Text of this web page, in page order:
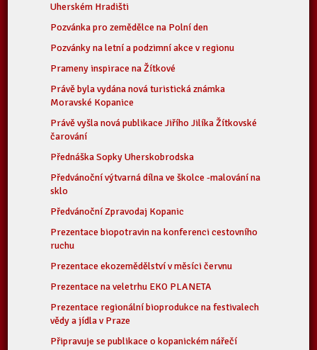
Uherském Hradišti
Pozvánka pro zemědělce na Polní den
Pozvánky na letní a podzimní akce v regionu
Prameny inspirace na Žítkové
Právě byla vydána nová turistická známka
Moravské Kopanice
Právě vyšla nová publikace Jiřího Jilíka Žítkovské
čarování
Přednáška Sopky Uherskobrodska
Předvánoční výtvarná dílna ve školce -malování na
sklo
Předvánoční Zpravodaj Kopanic
Prezentace biopotravin na konferenci cestovního
ruchu
Prezentace ekozemědělství v měsíci červnu
Prezentace na veletrhu EKO PLANETA
Prezentace regionální bioprodukce na festivalech
vědy a jídla v Praze
Připravuje se publikace o kopanickém nářečí